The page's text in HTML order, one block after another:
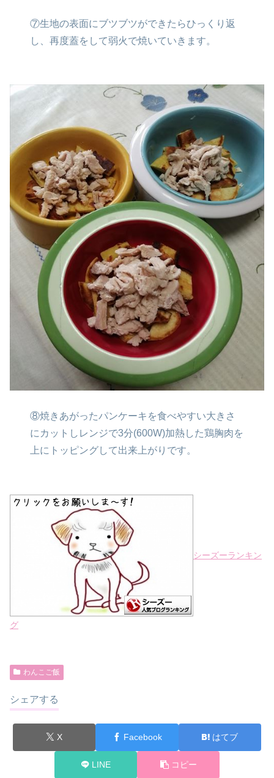
⑦生地の表面にブツブツができたらひっくり返
し、再度蓋をして弱火で焼いていきます。
⑧焼きあがったパンケーキを食べやすい大きさ
にカットし レンジで3分(600W)加熱した鶏胸肉を
上にトッピングして出来上がりです。
シーズーランキン
グ
わんこご飯
シェアする
X Facebook はてブ
LINE コピー